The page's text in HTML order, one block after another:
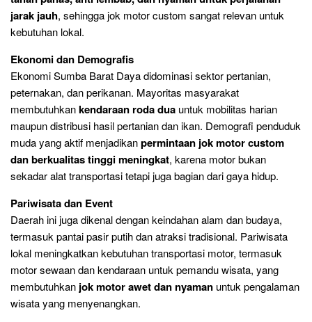
jarak jauh, sehingga jok motor custom sangat relevan untuk
kebutuhan lokal.
Ekonomi dan Demografis
Ekonomi Sumba Barat Daya didominasi sektor pertanian,
peternakan, dan perikanan. Mayoritas masyarakat
membutuhkankendaraan roda dua untuk mobilitas harian
maupun distribusi hasil pertanian dan ikan. Demografi penduduk
muda yang aktif menjadikanpermintaan jok motor custom
dan berkualitas tinggi meningkat, karena motor bukan
sekadar alat transportasi tetapi juga bagian dari gaya hidup.
Pariwisata dan Event
Daerah ini juga dikenal dengan keindahan alam dan budaya,
termasuk pantai pasir putih dan atraksi tradisional. Pariwisata
lokal meningkatkan kebutuhan transportasi motor, termasuk
motor sewaan dan kendaraan untuk pemandu wisata, yang
membutuhkan jok motor awet dan nyaman untuk pengalaman
wisata yang menyenangkan.